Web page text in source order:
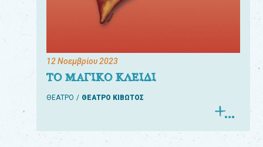
12 Νοεμβρίου 2023
ΤΟ ΜΑΓΙΚΟ ΚΛΕΙΔΙ
ΘΕΑΤΡΟ ΘΕΑΤΡΟ ΚΙΒΩΤΟΣ